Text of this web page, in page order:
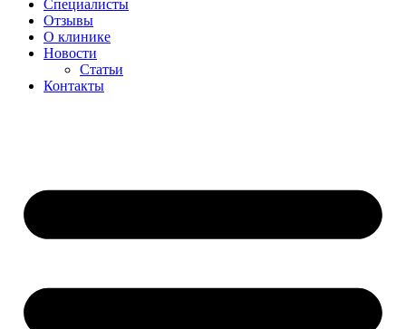
Специалисты
Отзывы
О клинике
Новости
Статьи
Контакты